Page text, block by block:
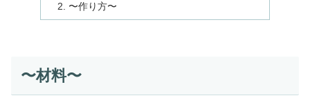
〜作り方〜
〜材料〜